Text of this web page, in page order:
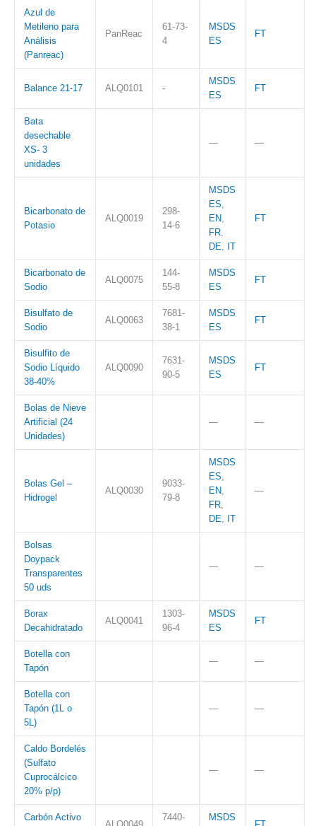
Azul de
Metileno para
Análisis
(Panreac)
PanReac
61-73-
4
MSDS
ES
FT
Balance 21-17 ALQ0101 -
MSDS
ES
FT
Bata
desechable
XS- 3
unidades
— —
Bicarbonato de
Potasio
ALQ0019
298-
14-6
MSDS
ES,
EN,
FR,
DE, IT
FT
Bicarbonato de
Sodio
ALQ0075
144-
55-8
MSDS
ES
FT
Bisulfato de
Sodio
ALQ0063
7681-
38-1
MSDS
ES
FT
Bisulfito de
Sodio Líquido
38-40%
ALQ0090
7631-
90-5
MSDS
ES
FT
Bolas de Nieve
Artificial (24
Unidades)
— —
Bolas Gel –
Hidrogel
ALQ0030
9033-
79-8
MSDS
ES,
EN,
FR,
DE, IT
—
Bolsas
Doypack
Transparentes
50 uds
— —
Borax
Decahidratado
ALQ0041
1303-
96-4
MSDS
ES
FT
Botella con
Tapón
— —
Botella con
Tapón (1L o
5L)
— —
Caldo Bordelés
(Sulfato
Cuprocálcico
20% p/p)
— —
Carbón Activo 7440- MSDS